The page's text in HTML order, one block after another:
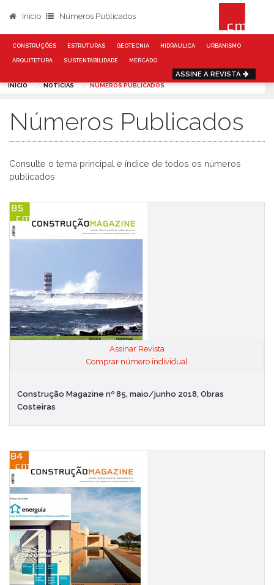
Início Números Publicados
CONSTRUÇÕES ESTRUTURAS GEOTECNIA HIDRÁULICA URBANISMO
ARQUITETURA SUSTENTABILIDADE MERCADO
ASSINE A REVISTA
INÍCIO NOTÍCIAS NÚMEROS PUBLICADOS
Números Publicados
Consulte o tema principal e índice de todos os números
publicados
Assinar Revista
Comprar número individual
Construção Magazine nº 85, maio/junho 2018, Obras
Costeiras